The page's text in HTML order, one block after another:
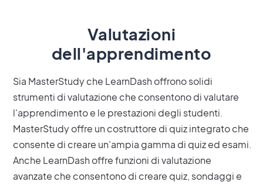
Valutazioni
dell'apprendimento
Sia MasterStudy che LearnDash offrono solidi
strumenti di valutazione che consentono di valutare
l'apprendimento e le prestazioni degli studenti.
MasterStudy offre un costruttore di quiz integrato che
consente di creare un'ampia gamma di quiz ed esami.
Anche LearnDash offre funzioni di valutazione
avanzate che consentono di creare quiz, sondaggi e